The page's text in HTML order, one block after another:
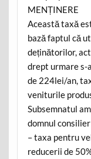
MENȚINERE
Această taxă
bază faptul că
deținătorilor,
drept urmare
de 224lei/an,
veniturile
Subsemnatul
domnul
– taxa pentru
reducerii de